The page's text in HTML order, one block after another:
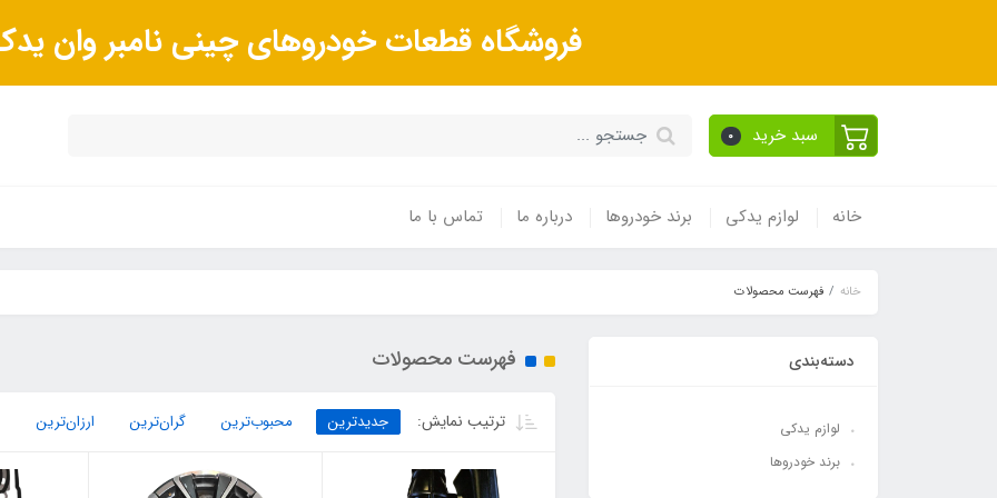
فروشگاه قطعات خودروهای چینی نامبر وان
سبد خرید 0
خانه لوازم یدکی برند خودروها درباره ما تماس با ما
خانه فهرست محصولات
دسته‌بندی
لوازم یدکی
برند خودروها
فهرست محصولات
ترتیب نمایش: جدیدترین محبوب‌ترین گران‌ترین ارزان‌ترین